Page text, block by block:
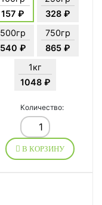
157 ₽
328 ₽
500гр
540 ₽
750гр
865 ₽
1кг
1048 ₽
Количество:
В КОРЗИНУ